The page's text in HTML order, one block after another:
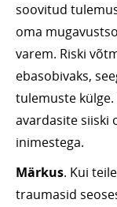
soovitud
oma
varem. Riski
ebasobivaks,
tulemuste
avardasite siiski
inimestega.
Märkus. Kui
traumasid